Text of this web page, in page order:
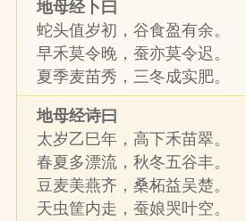
地母经卜曰
蛇头值岁初，谷食盈有余。
早禾莫令晚，蚕亦莫令迟。
夏季麦苗秀，三冬成实肥。
地母经诗曰
太岁乙巳年，高下禾苗翠。
春夏多漂流，秋冬五谷丰。
豆麦美燕齐，桑柘益吴楚。
天虫筐内走，蚕娘哭叶空。